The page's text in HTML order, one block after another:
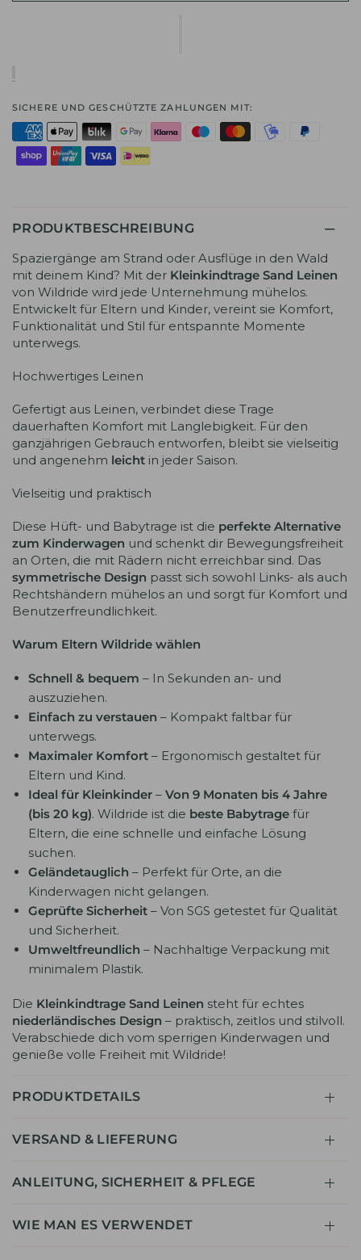
SICHERE UND GESCHÜTZTE ZAHLUNGEN MIT:
PRODUKTBESCHREIBUNG
Spaziergänge am Strand oder Ausflüge in den Wald
mit deinem Kind? Mit der Kleinkindtrage Sand Leinen
von Wildride wird jede Unternehmung mühelos.
Entwickelt für Eltern und Kinder, vereint sie Komfort,
Funktionalität und Stil für entspannte Momente
unterwegs.
Hochwertiges Leinen
Gefertigt aus Leinen, verbindet diese Trage
dauerhaften Komfort mit Langlebigkeit. Für den
ganzjährigen Gebrauch entworfen, bleibt sie vielseitig
und angenehm leicht in jeder Saison.
Vielseitig und praktisch
Diese Hüft- und Babytrage ist die perfekte Alternative
zum Kinderwagen und schenkt dir Bewegungsfreiheit
an Orten, die mit Rädern nicht erreichbar sind. Das
symmetrische Design passt sich sowohl Links- als auch
Rechtshändern mühelos an und sorgt für Komfort und
Benutzerfreundlichkeit.
Warum Eltern Wildride wählen
Schnell & bequem – In Sekunden an- und
auszuziehen.
Einfach zu verstauen – Kompakt faltbar für
unterwegs.
Maximaler Komfort – Ergonomisch gestaltet für
Eltern und Kind.
Ideal für Kleinkinder – Von 9 Monaten bis 4 Jahre
(bis 20 kg). Wildride ist die beste Babytrage für
Eltern, die eine schnelle und einfache Lösung
suchen.
Geländetauglich – Perfekt für Orte, an die
Kinderwagen nicht gelangen.
Geprüfte Sicherheit – Von SGS getestet für Qualität
und Sicherheit.
Umweltfreundlich – Nachhaltige Verpackung mit
minimalem Plastik.
Die Kleinkindtrage Sand Leinen steht für echtes
niederländisches Design – praktisch, zeitlos und stilvoll.
Verabschiede dich vom sperrigen Kinderwagen und
genieße volle Freiheit mit Wildride!
PRODUKTDETAILS
VERSAND & LIEFERUNG
ANLEITUNG, SICHERHEIT & PFLEGE
WIE MAN ES VERWENDET